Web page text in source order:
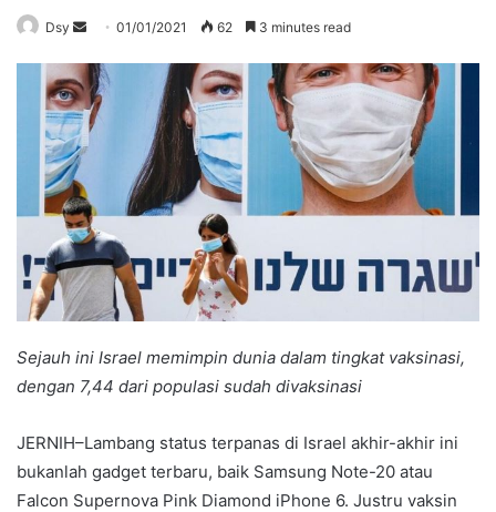
Dsy
Send
email
01/01/2021 62 3 minutes read
Sejauh ini Israel memimpin dunia dalam tingkat vaksinasi,
dengan 7,44 dari populasi sudah divaksinasi
JERNIH–Lambang status terpanas di Israel akhir-akhir ini
bukanlah gadget terbaru, baik Samsung Note-20 atau
Falcon Supernova Pink Diamond iPhone 6. Justru vaksin